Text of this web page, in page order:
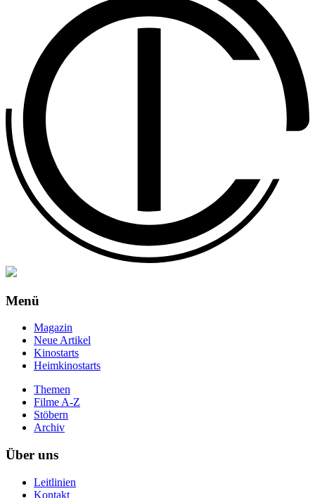
Menü
Magazin
Neue Artikel
Kinostarts
Heimkinostarts
Themen
Filme A-Z
Stöbern
Archiv
Über uns
Leitlinien
Kontakt